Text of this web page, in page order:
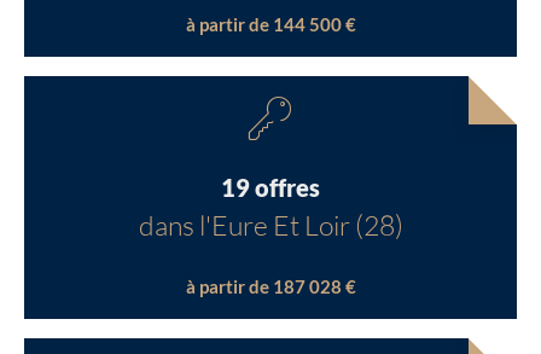
à partir de 144 500 €
19 offres
dans l'Eure Et Loir (28)
à partir de 187 028 €